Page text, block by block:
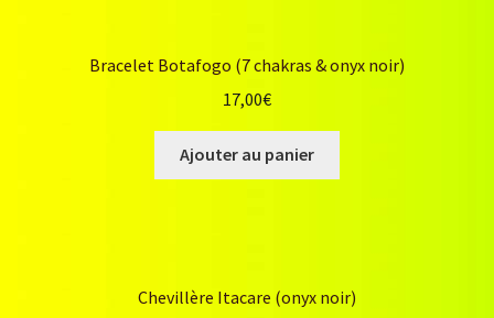
Bracelet Botafogo (7 chakras & onyx noir)
17,00€
Ajouter au panier
Chevillère Itacare (onyx noir)